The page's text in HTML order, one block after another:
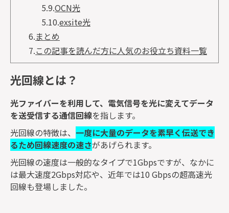
5.9.OCN光
5.10.exsite光
6.まとめ
7.この記事を読んだ方に人気のお役立ち資料一覧
光回線とは？
光ファイバーを利用して、電気信号を光に変えてデータ
を送受信する通信回線を指します。
光回線の特徴は、 一度に大量のデータを素早く伝送でき
るため回線速度の速さがあげられます。
光回線の速度は一般的なタイプで1Gbpsですが、なかに
は最大速度2Gbps対応や、近年では10 Gbpsの超高速光
回線も登場しました。